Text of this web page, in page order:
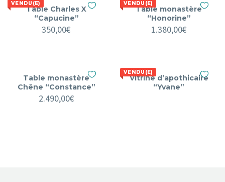
VENDU(E)
Table Charles X
“Capucine”
350,00€
VENDU(E)
Table monastère
“Honorine”
1.380,00€
Table monastère
Chêne “Constance”
2.490,00€
VENDU(E)
Vitrine d’apothicaire
“Yvane”